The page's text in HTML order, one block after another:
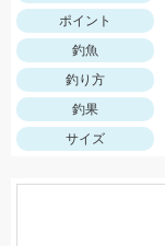
ポイント
釣魚
釣り方
釣果
サイズ